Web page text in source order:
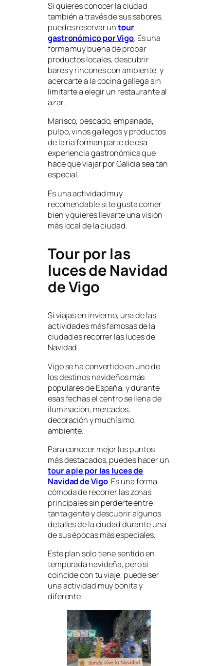
Si quieres conocer la ciudad
también a través de sus sabores,
puedes reservar untour
gastronómico por Vigo. Es una
forma muy buena de probar
productos locales, descubrir
bares y rincones con ambiente, y
acercarte a la cocina gallega sin
limitarte a elegir un restaurante al
azar.
Marisco, pescado, empanada,
pulpo, vinos gallegos y productos
de la ría forman parte de esa
experiencia gastronómica que
hace que viajar por Galicia sea tan
especial.
Es una actividad muy
recomendable si te gusta comer
bien y quieres llevarte una visión
más local de la ciudad.
Tour por las
luces de Navidad
de Vigo
Si viajas en invierno, una de las
actividades más famosas de la
ciudad es recorrer las luces de
Navidad.
Vigo se ha convertido en uno de
los destinos navideños más
populares de España, y durante
esas fechas el centro se llena de
iluminación, mercados,
decoración y muchísimo
ambiente.
Para conocer mejor los puntos
más destacados, puedes hacer un
tour a pie por las luces de
Navidad de Vigo. Es una forma
cómoda de recorrer las zonas
principales sin perderte entre
tanta gente y descubrir algunos
detalles de la ciudad durante una
de sus épocas más especiales.
Este plan solo tiene sentido en
temporada navideña, pero si
coincide con tu viaje, puede ser
una actividad muy bonita y
diferente.